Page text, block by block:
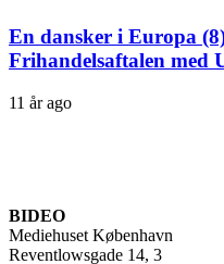
En dansker i Europa
Frihandelsaftalen med
11 år ago
BIDEO
Mediehuset København
Reventlowsgade 14, 3